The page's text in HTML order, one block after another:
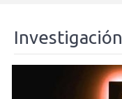
Investigación